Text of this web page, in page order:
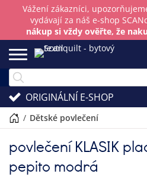
Vážení zákazníci,
vydávají za náš e-shop
nákup si vždy ověřte, že
ORIGINÁLNÍ E-SHOP
/ dětské povlečení
povlečení KLASIK
pepito modrá